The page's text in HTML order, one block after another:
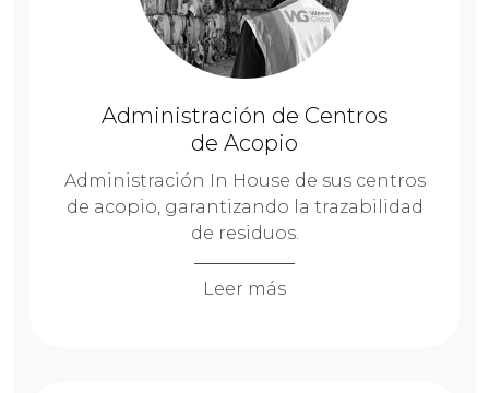
Administración de Centros
de Acopio
Administración In House de sus centros
de acopio, garantizando la trazabilidad
de residuos.
Leer más